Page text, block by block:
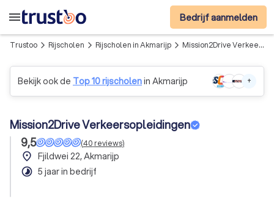
menu Bedrijf aanmelden
Trustoo arrow_forward_ios Rijscholen arrow_forward_ios Rijscholen in Akmarijp arrow_forward_ios Mission2Drive Verkeersopleidingen
Bekijk ook de Top 10 rijscholenin Akmarijp +
Mission2Drive Verkeersopleidingen
9,5
(40reviews)
place Fjildwei 22, Akmarijp
timelapse 5 jaar in bedrijf